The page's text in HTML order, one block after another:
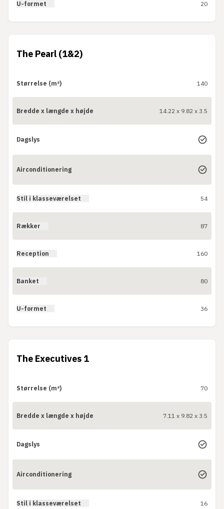
U-formet 20
The Pearl (1&2)
Størrelse (m²) 140
Bredde x længde x højde 14.22 x 9.82 x 3.5
Dagslys
Airconditionering
Stil i klasseværelset 54
Rækker 87
Reception 160
Banket 80
U-formet 36
The Executives 1
Størrelse (m²) 70
Bredde x længde x højde 7.11 x 9.82 x 3.5
Dagslys
Airconditionering
Stil i klasseværelset 16